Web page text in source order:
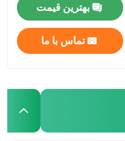
بهترین قیمت
تماس با ما